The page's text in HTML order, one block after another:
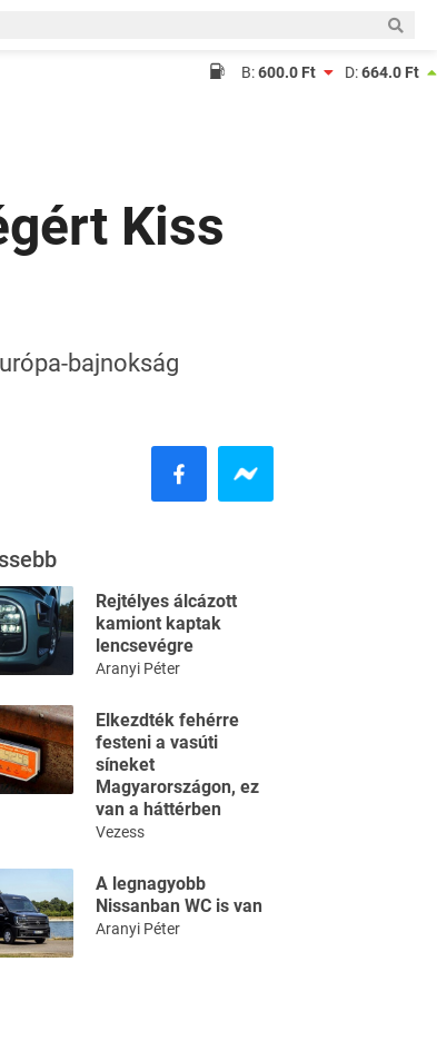
B:600.0 Ft D:664.0 Ft
Kiss
bajnokság
Rejtélyes álcázott
kamiont kaptak
lencsevégre
Aranyi Péter
Elkezdték fehérre
festeni a vasúti
síneket
Magyarországon, ez
van a háttérben
Vezess
A legnagyobb
Nissanban WC is van
Aranyi Péter